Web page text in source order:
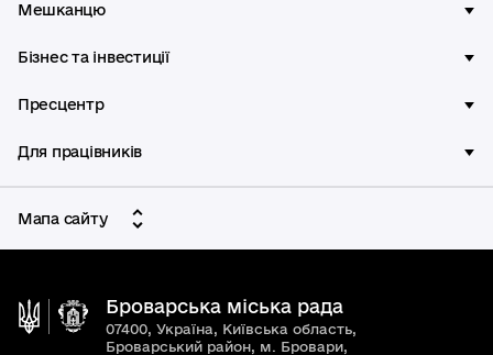
Мешканцю
Бізнес та інвестиції
Пресцентр
Для працівників
Мапа сайту
Броварська міська рада
07400, Україна, Київська область,
Броварський район, м. Бровари,